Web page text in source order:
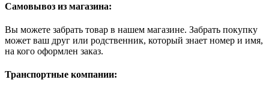
Самовывоз из магазина:
Вы можете забрать товар в нашем магазине. Забрать покупку
может ваш друг или родственник, который знает номер и имя,
на кого оформлен заказ.
Транспортные компании: